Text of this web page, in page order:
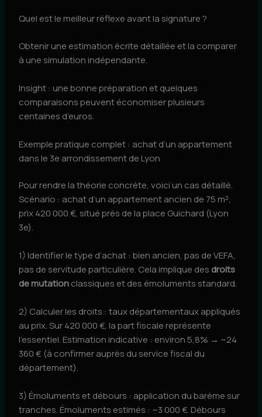
Quel est le meilleur réflexe avant la signature ?
Obtenir une estimation écrite détaillée et la comparer
à une simulation indépendante.
Insight : une bonne préparation et quelques
comparaisons peuvent économiser plusieurs
centaines d’euros.
Exemple pratique complet : achat d’un appartement
dans le 3e arrondissement de Lyon
Pour rendre la théorie concrète, voici un cas détaillé.
Scénario : achat d’un appartement ancien de 75 m²,
prix 420 000 €, situé près de la place Guichard (Lyon
3e).
1) Identifier le type d’achat : bien ancien, pas de VEFA,
pas de servitude particulière. Cela implique des droits
de mutationclassiques et des émoluments standard.
2) Calculer les droits : taux départementaux appliqués
au prix. Sur 420 000 €, la part fiscale représente
l’essentiel. Estimation indicative : environ 5,8% → ~24
360 € (à confirmer auprès du service fiscal du
département).
3) Émoluments et débours : application du barème sur
tranches. Émoluments estimés : ~3 000 €. Débours